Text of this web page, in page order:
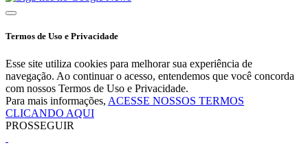
Termos de Uso e Privacidade
Esse site utiliza cookies para melhorar sua experiência de
navegação. Ao continuar o acesso, entendemos que você concorda
com nossos Termos de Uso e Privacidade.
Para mais informações, ACESSE NOSSOS TERMOS
CLICANDO AQUI
PROSSEGUIR